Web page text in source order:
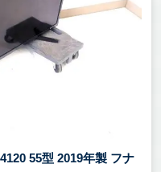
55型 2019年製 フナ